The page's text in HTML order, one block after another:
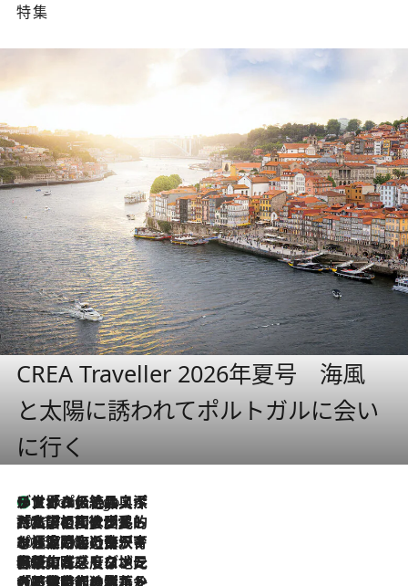
特集
CREA Traveller 2026年夏号 海風
と太陽に誘われてポルトガルに会い
に行く
9 Hours Ago
リスボンの絶品スイーツ「パステル・デ・ナタ」とは？ポルトガル伝統の奥深い世界へ
2026.7.27
「私の祖国はポルトガル語です」国民的詩人フェルナンド・ペソアと、彼が愛した文学の街を歩く
2026.7.26
ポルトガル近海が育む極上の海の幸。キリリと冷えた白ワインと愉しむ、シーフード専門店の贅沢
2026.7.22
伝統の味をモダンに昇華。高感度な地元客が集う、リスボンの最旬ガストロノミー